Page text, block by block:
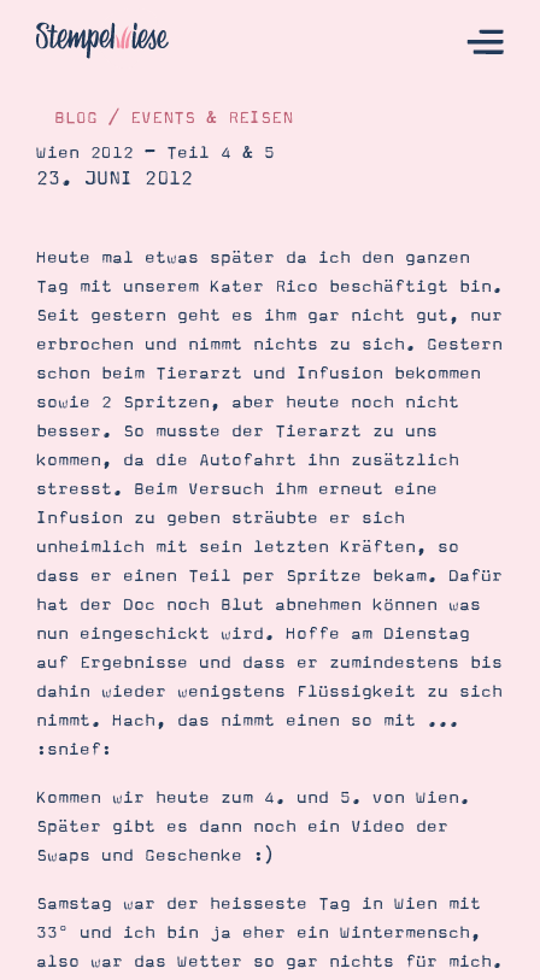
Katalog
Bestellen
Kontakt
Demonstrator werden
Blog
Gutscheine
Produkte erklärt
Über mich
Über Stampin’ Up!
Tipps & Tricks
BLOG / EVENTS & REISEN
Wien 2012 – Teil 4 & 5
23. JUNI 2012
Heute mal etwas später da ich den ganzen
Tag mit unserem Kater Rico beschäftigt bin.
Seit gestern geht es ihm gar nicht gut, nur
erbrochen und nimmt nichts zu sich. Gestern
schon beim Tierarzt und Infusion bekommen
sowie 2 Spritzen, aber heute noch nicht
besser. So musste der Tierarzt zu uns
kommen, da die Autofahrt ihn zusätzlich
stresst. Beim Versuch ihm erneut eine
Infusion zu geben sträubte er sich
unheimlich mit sein letzten Kräften, so
dass er einen Teil per Spritze bekam. Dafür
hat der Doc noch Blut abnehmen können was
nun eingeschickt wird. Hoffe am Dienstag
auf Ergebnisse und dass er zumindestens bis
dahin wieder wenigstens Flüssigkeit zu sich
nimmt. Hach, das nimmt einen so mit ...
:snief:
Kommen wir heute zum 4. und 5. von Wien.
Später gibt es dann noch ein Video der
Swaps und Geschenke :)
Samstag war der heisseste Tag in Wien mit
33° und ich bin ja eher ein Wintermensch,
also war das Wetter so gar nichts für mich.